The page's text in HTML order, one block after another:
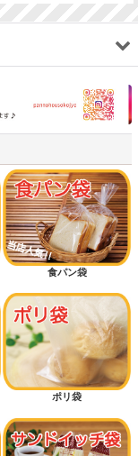
食パン袋
ポリ袋